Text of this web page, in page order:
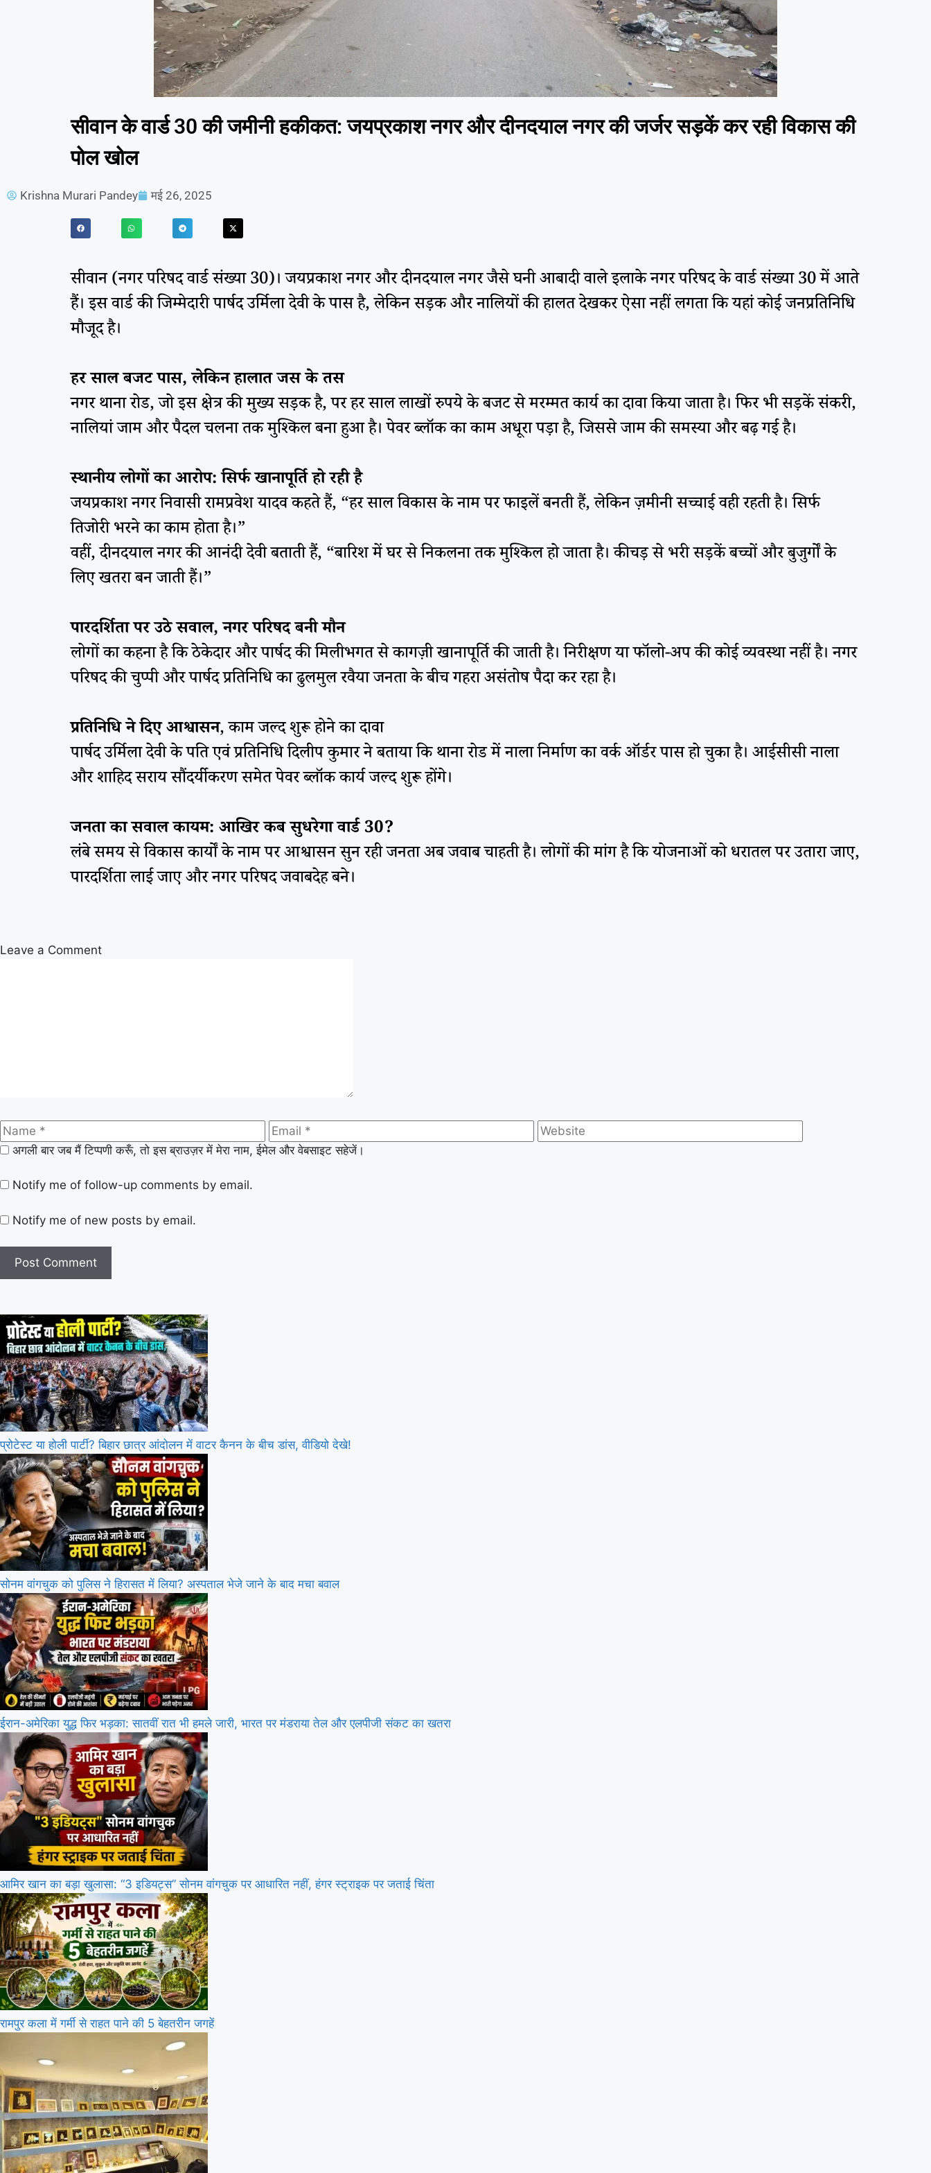
सीवान के वार्ड 30 की जमीनी हकीकत: जयप्रकाश नगर और दीनदयाल नगर की जर्जर सड़कें कर रही विकास की
पोल खोल
Krishna Murari Pandey मई 26, 2025
सीवान (नगर परिषद वार्ड संख्या 30)। जयप्रकाश नगर और दीनदयाल नगर जैसे घनी आबादी वाले इलाके नगर परिषद के वार्ड संख्या 30 में आते
हैं। इस वार्ड की जिम्मेदारी पार्षद उर्मिला देवी के पास है, लेकिन सड़क और नालियों की हालत देखकर ऐसा नहीं लगता कि यहां कोई जनप्रतिनिधि
मौजूद है।
हर साल बजट पास, लेकिन हालात जस के तस
नगर थाना रोड, जो इस क्षेत्र की मुख्य सड़क है, पर हर साल लाखों रुपये के बजट से मरम्मत कार्य का दावा किया जाता है। फिर भी सड़कें संकरी,
नालियां जाम और पैदल चलना तक मुश्किल बना हुआ है। पेवर ब्लॉक का काम अधूरा पड़ा है, जिससे जाम की समस्या और बढ़ गई है।
स्थानीय लोगों का आरोप: सिर्फ खानापूर्ति हो रही है
जयप्रकाश नगर निवासी रामप्रवेश यादव कहते हैं, “हर साल विकास के नाम पर फाइलें बनती हैं, लेकिन ज़मीनी सच्चाई वही रहती है। सिर्फ
तिजोरी भरने का काम होता है।”
वहीं, दीनदयाल नगर की आनंदी देवी बताती हैं, “बारिश में घर से निकलना तक मुश्किल हो जाता है। कीचड़ से भरी सड़कें बच्चों और बुजुर्गों के
लिए खतरा बन जाती हैं।”
पारदर्शिता पर उठे सवाल, नगर परिषद बनी मौन
लोगों का कहना है कि ठेकेदार और पार्षद की मिलीभगत से कागज़ी खानापूर्ति की जाती है। निरीक्षण या फॉलो-अप की कोई व्यवस्था नहीं है। नगर
परिषद की चुप्पी और पार्षद प्रतिनिधि का ढुलमुल रवैया जनता के बीच गहरा असंतोष पैदा कर रहा है।
प्रतिनिधि ने दिए आश्वासन, काम जल्द शुरू होने का दावा
पार्षद उर्मिला देवी के पति एवं प्रतिनिधि दिलीप कुमार ने बताया कि थाना रोड में नाला निर्माण का वर्क ऑर्डर पास हो चुका है। आईसीसी नाला
और शाहिद सराय सौंदर्यीकरण समेत पेवर ब्लॉक कार्य जल्द शुरू होंगे।
जनता का सवाल कायम: आखिर कब सुधरेगा वार्ड 30?
लंबे समय से विकास कार्यों के नाम पर आश्वासन सुन रही जनता अब जवाब चाहती है। लोगों की मांग है कि योजनाओं को धरातल पर उतारा जाए,
पारदर्शिता लाई जाए और नगर परिषद जवाबदेह बने।
Leave a Comment
अगली बार जब मैं टिप्पणी करूँ, तो इस ब्राउज़र में मेरा नाम, ईमेल और वेबसाइट सहेजें।
Notify me of follow-up comments by email.
Notify me of new posts by email.
प्रोटेस्ट या होली पार्टी? बिहार छात्र आंदोलन में वाटर कैनन के बीच डांस, वीडियो देखे!
सोनम वांगचुक को पुलिस ने हिरासत में लिया? अस्पताल भेजे जाने के बाद मचा बवाल
ईरान-अमेरिका युद्ध फिर भड़का: सातवीं रात भी हमले जारी, भारत पर मंडराया तेल और एलपीजी संकट का खतरा
आमिर खान का बड़ा खुलासा: “3 इडियट्स” सोनम वांगचुक पर आधारित नहीं, हंगर स्ट्राइक पर जताई चिंता
रामपुर कला में गर्मी से राहत पाने की 5 बेहतरीन जगहें